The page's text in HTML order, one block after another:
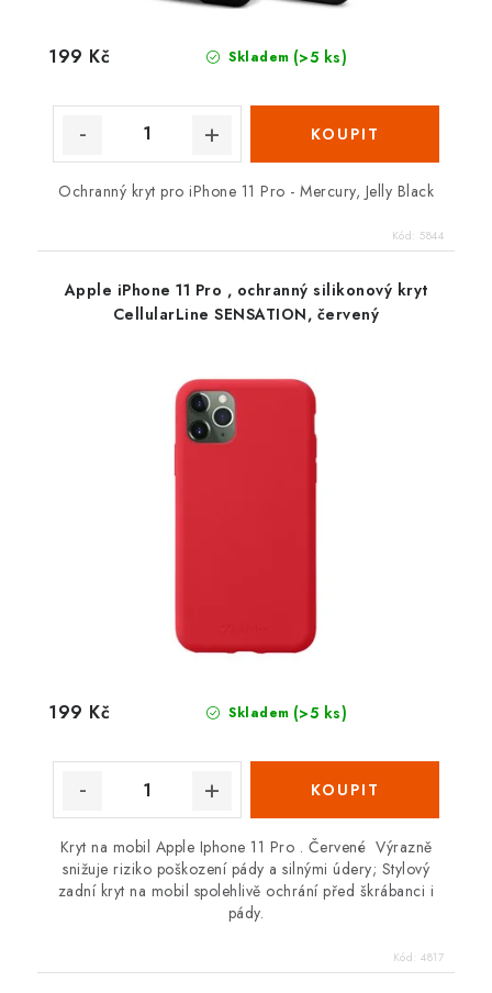
Skladem (>5 ks)
199 Kč
Ochranný kryt pro iPhone 11 Pro - Mercury, Jelly Black
Kód: 5844
Apple iPhone 11 Pro , ochranný silikonový kryt
CellularLine SENSATION, červený
Skladem (>5 ks)
199 Kč
Kryt na mobil Apple Iphone 11 Pro . Červené Výrazně
snižuje riziko poškození pády a silnými údery; Stylový
zadní kryt na mobil spolehlivě ochrání před škrábanci i
pády.
Kód: 4817